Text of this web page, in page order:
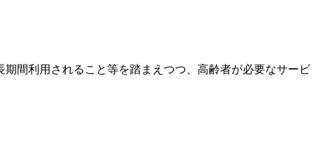
間利用されること等を踏まえつつ、高齢者が必要なサービ